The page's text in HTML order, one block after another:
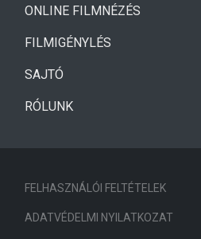
ONLINE FILMNÉZÉS
FILMIGÉNYLÉS
SAJTÓ
RÓLUNK
FELHASZNÁLÓI FELTÉTELEK
ADATVÉDELMI NYILATKOZAT